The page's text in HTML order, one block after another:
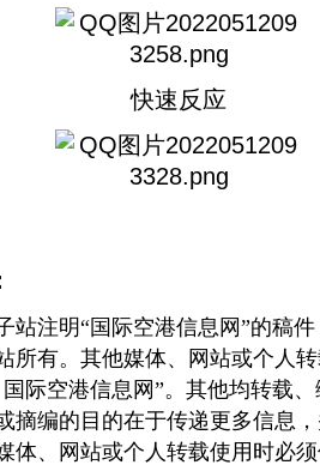
快速反应
注明“国际空港信息网”的稿件
所有。其他媒体、网站或个人
际空港信息网”。其他均转载
摘编的目的在于传递更多信息
体、网站或个人转载使用时必